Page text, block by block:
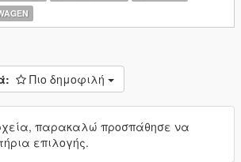
Πιο δημοφιλή
παρακαλώ προσπάθησε να
επιλογής.